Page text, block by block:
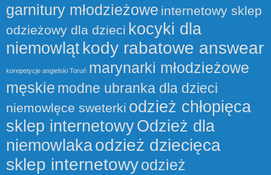
garnitury młodzieżowe internetowy sklep
odzieżowy dla dzieci kocyki dla
niemowląt kody rabatowe answear
korepetycje angielski Toruń marynarki młodzieżowe
męskie modne ubranka dla dzieci
niemowlęce sweterki odzież chłopięca
sklep internetowyOdzież dla
niemowlakaodzież dziecięca
sklep internetowyodzież